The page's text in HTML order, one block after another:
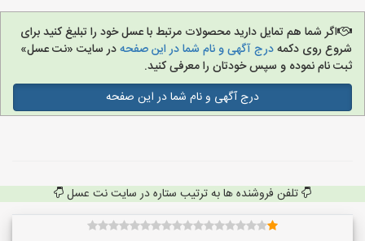
اگر شما هم تمایل دارید محصولات مرتبط با عسل خود را تبلیغ کنید برای
شروع روی دکمهدرج آگهی و نام شما در این صفحهدر سایت «نت عسل»
ثبت نام نموده و سپس خودتان را معرفی کنید.
درج آگهی و نام شما در این صفحه
تلفن فروشنده ها به ترتیب ستاره در سایت نت عسل